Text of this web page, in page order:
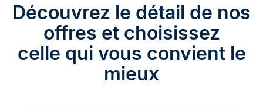
Découvrez le détail de nos
offres et choisissez
celle qui vous convient le
mieux